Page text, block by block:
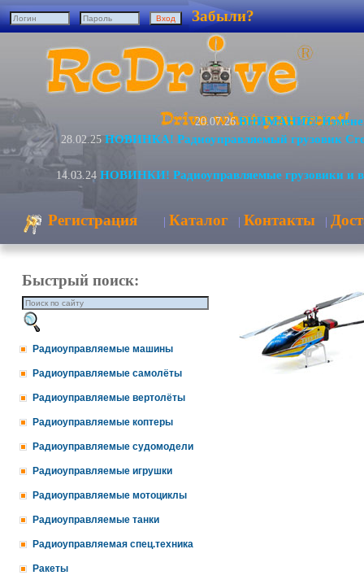
Забыли?
20.07.26 ВНИМАНИЕ!
28.02.25 НОВИНКА! Радиоуправляемый грузовик
14.03.24 НОВИНКИ! Радиоуправляемые грузовики и
Регистрация | Каталог | Контакты |
Быстрый поиск:
Радиоуправляемые машины
Радиоуправляемые самолёты
Радиоуправляемые вертолёты
Радиоуправляемые коптеры
Радиоуправляемые судомодели
Радиоуправляемые игрушки
Радиоуправляемые мотоциклы
Радиоуправляемые танки
Радиоуправляемая спец.техника
Ракеты